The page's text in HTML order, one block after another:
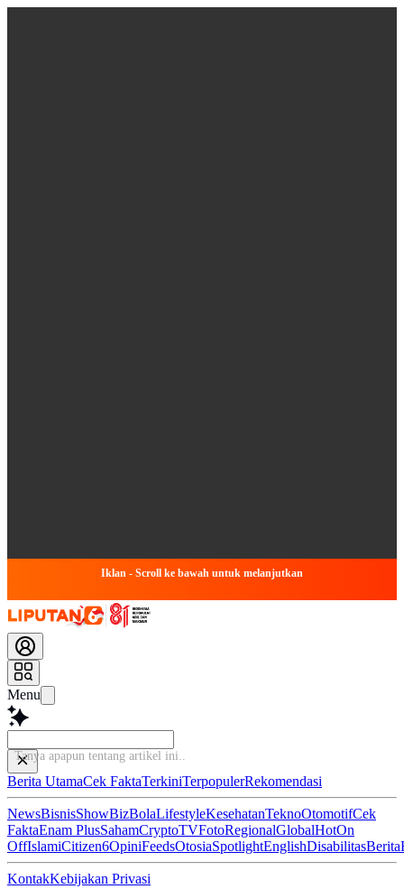
Iklan - Scroll ke bawah untuk melanjutkan
Menu
Tanya apapun tentang a
Berita UtamaCek FaktaTerkiniTerpopulerRekomendasi
NewsBisnisShowBizBolaLifestyleKesehatanTeknoOtomotifCek
FaktaEnam PlusSahamCryptoTVFotoRegionalGlobalHotOn
OffIslamiCitizen6OpiniFeedsOtosiaSpotlightEnglishDisabilitasBerita
KontakKebijakan Privasi